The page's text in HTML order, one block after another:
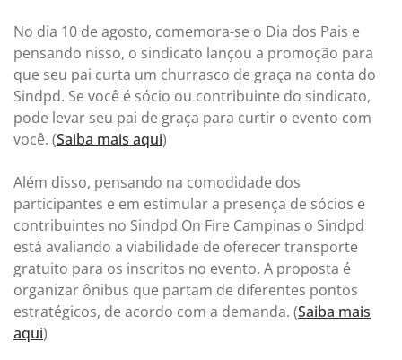
No dia 10 de agosto, comemora-se o Dia dos Pais e
pensando nisso, o sindicato lançou a promoção para
que seu pai curta um churrasco de graça na conta do
Sindpd. Se você é sócio ou contribuinte do sindicato,
pode levar seu pai de graça para curtir o evento com
você. (Saiba mais aqui)
Além disso, pensando na comodidade dos
participantes e em estimular a presença de sócios e
contribuintes no Sindpd On Fire Campinas o Sindpd
está avaliando a viabilidade de oferecer transporte
gratuito para os inscritos no evento. A proposta é
organizar ônibus que partam de diferentes pontos
estratégicos, de acordo com a demanda. (Saiba mais
aqui)